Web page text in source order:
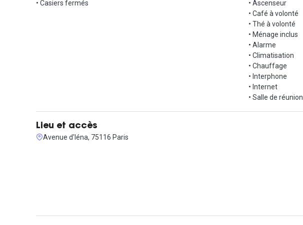
• Casiers fermés
• Ascenseur
• Café à volonté
• Thé à volonté
• Ménage inclus
• Alarme
• Climatisation
• Chauffage
• Interphone
• Internet
• Salle de réunion
Lieu et accès
Avenue d'Iéna, 75116 Paris